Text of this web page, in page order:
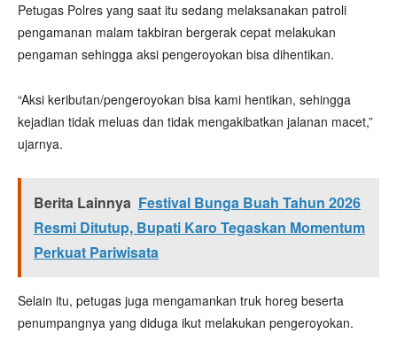
Petugas Polres yang saat itu sedang melaksanakan patroli
pengamanan malam takbiran bergerak cepat melakukan
pengaman sehingga aksi pengeroyokan bisa dihentikan.
“Aksi keributan/pengeroyokan bisa kami hentikan, sehingga
kejadian tidak meluas dan tidak mengakibatkan jalanan macet,”
ujarnya.
Berita Lainnya Festival Bunga Buah Tahun 2026
Resmi Ditutup, Bupati Karo Tegaskan Momentum
Perkuat Pariwisata
Selain itu, petugas juga mengamankan truk horeg beserta
penumpangnya yang diduga ikut melakukan pengeroyokan.